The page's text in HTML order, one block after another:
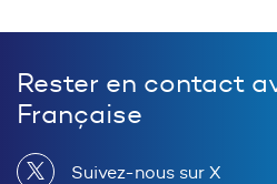
Rester en contact
Française
Suivez-nous sur X